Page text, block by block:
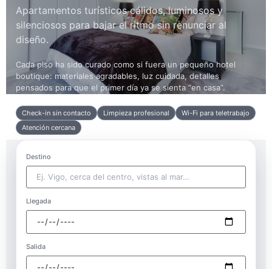
Apartamentos turísticos cálidos, luminosos y
silenciosos para bajar el ritmo sin renunciar al
diseño.
Cada piso ha sido curado como si fuera un pequeño hotel
boutique: materiales agradables, luz cuidada, detalles
pensados para que el primer día ya se sienta “en casa”.
Check-in sin contacto Limpieza profesional
Wi-Fi para teletrabajo
Atención cercana
Destino
Llegada
Salida